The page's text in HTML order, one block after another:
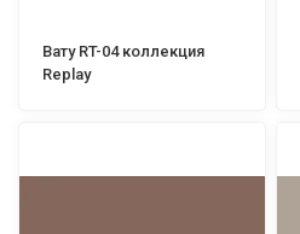
Вату RT-04 коллекция
Replay